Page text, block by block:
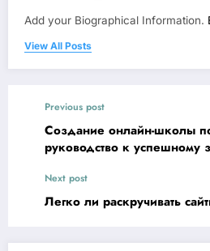
Add your Biographical Information.
View All Posts
Previous post
Создание онлайн-школы
руководство к успешному
Next post
Легко ли раскручивать